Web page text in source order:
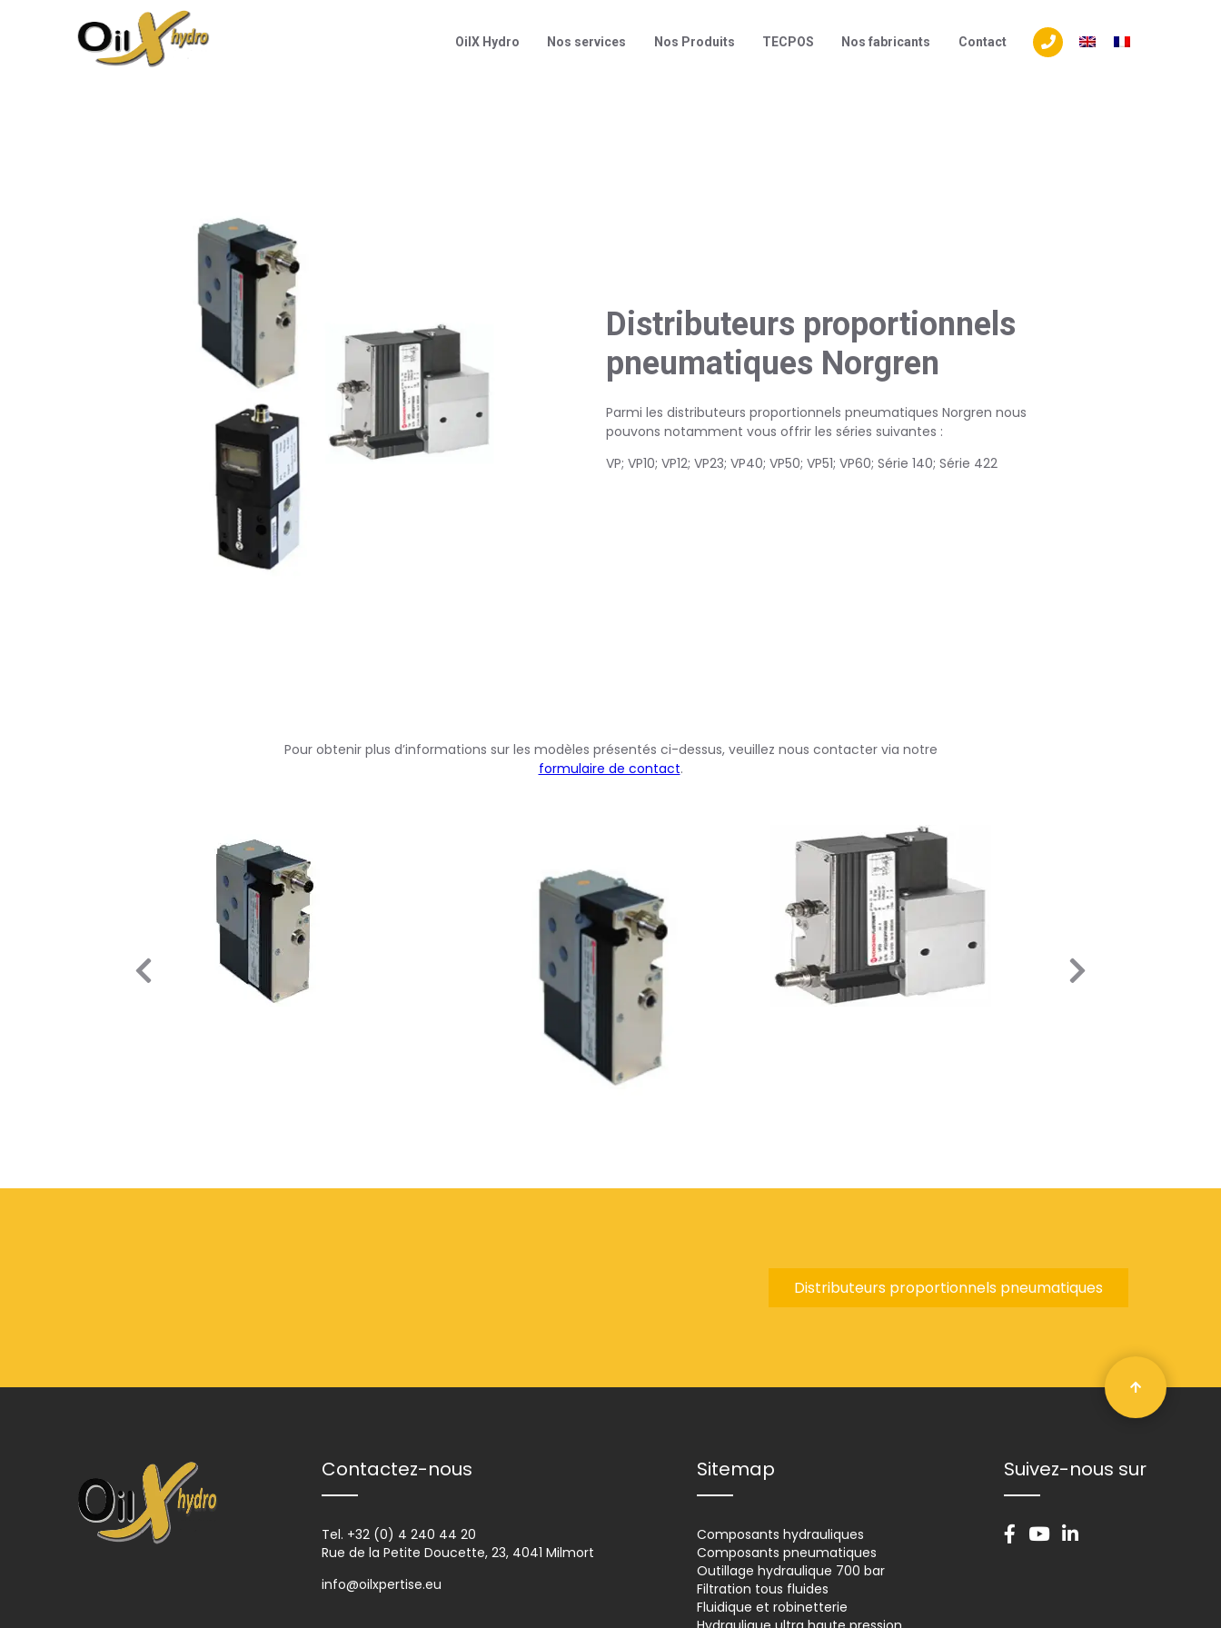
OilX Hydro Nos services Nos Produits TECPOS Nos fabricants​ Contact Tél. +32 (0) 4 240 44 20
Distributeurs proportionnels
pneumatiques Norgren
Parmi les distributeurs proportionnels pneumatiques Norgren nous
pouvons notamment vous offrir les séries suivantes :
VP; VP10; VP12; VP23; VP40; VP50; VP51; VP60; Série 140; Série 422
Pour obtenir plus d’informations sur les modèles présentés ci-dessus, veuillez nous contacter via notre
formulaire de contact.
Distributeurs proportionnels pneumatiques
Contactez-nous
Tel. +32 (0) 4 240 44 20
Rue de la Petite Doucette, 23, 4041 Milmort
info@oilxpertise.eu
Sitemap
Composants hydrauliques
Composants pneumatiques
Outillage hydraulique 700 bar
Filtration tous fluides
Fluidique et robinetterie
Suivez-nous sur
Facebook
YoutubeLinkedin
Retour en